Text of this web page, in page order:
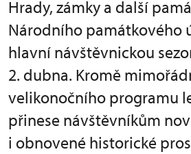
Hrady, zámky a další
Národního památkového
hlavní návštěvnickou
2. dubna. Kromě
velikonočního programu
přinese návštěvníkům
i obnovené historické